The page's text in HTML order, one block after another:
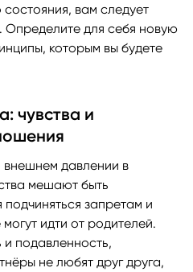
состояния, вам следует
для себя новую
которым вы будете
чувства и
давлении в
мешают быть
запретам и
идти от родителей.
подавленность,
не любят друг друга,